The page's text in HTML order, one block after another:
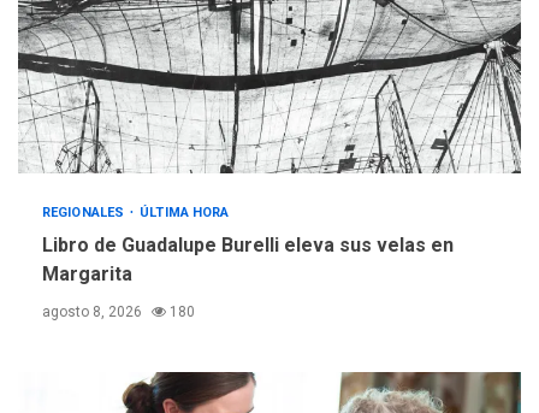
3
operativa con flota
vehicular de 60 unidades
adquiridas en un año de
gestión
4
REGIONALES ÚLTIMA HORA
«Juan Bautista Arismendi» a
la altura de Macho Muerto
trabajan en diplomado para
creación y manejo de
REGIONALES ÚLTIMA HORA
Libro de Guadalupe Burelli eleva sus velas en
Margarita
agosto 8, 2026 180